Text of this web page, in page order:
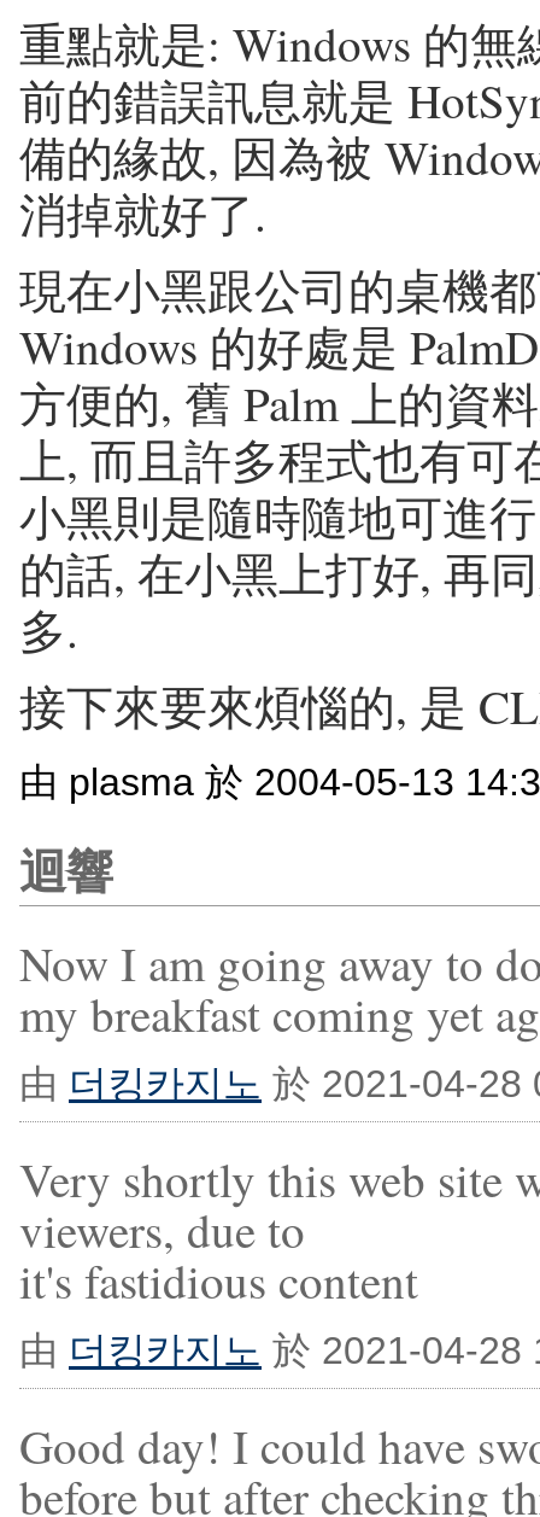
重點就是: Windows 的
前的錯誤訊息就是
備的緣故, 因為被
消掉就好了.
現在小黑跟公司的桌機
Windows 的好處是
方便的, 舊 Palm 上的資
上, 而且許多程式也有可
小黑則是隨時隨地可進
的話, 在小黑上打好, 再
多.
接下來要來煩惱的, 是
由 plasma 於 2004-05-13
迴響
Now I am going away to
my breakfast coming yet
由 더킹카지노 於 2021-04-28
Very shortly this web site
viewers, due to
it's fastidious content
由 더킹카지노 於 2021-04-28
Good day! I could have
before but after checking